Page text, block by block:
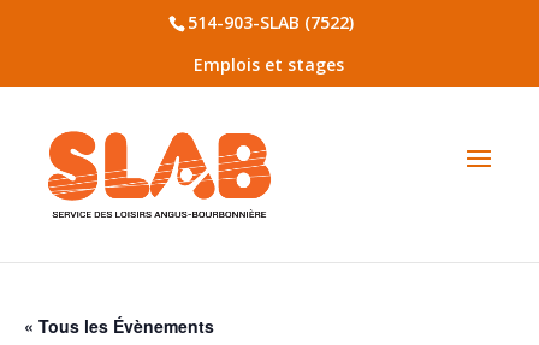
514-903-SLAB (7522)
Emplois et stages
« Tous les Évènements